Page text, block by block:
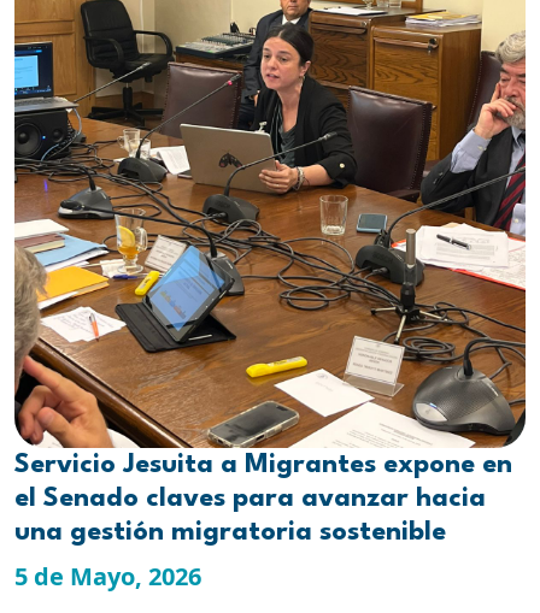
Servicio Jesuita a Migrantes expone en
el Senado claves para avanzar hacia
una gestión migratoria sostenible
5 de Mayo, 2026